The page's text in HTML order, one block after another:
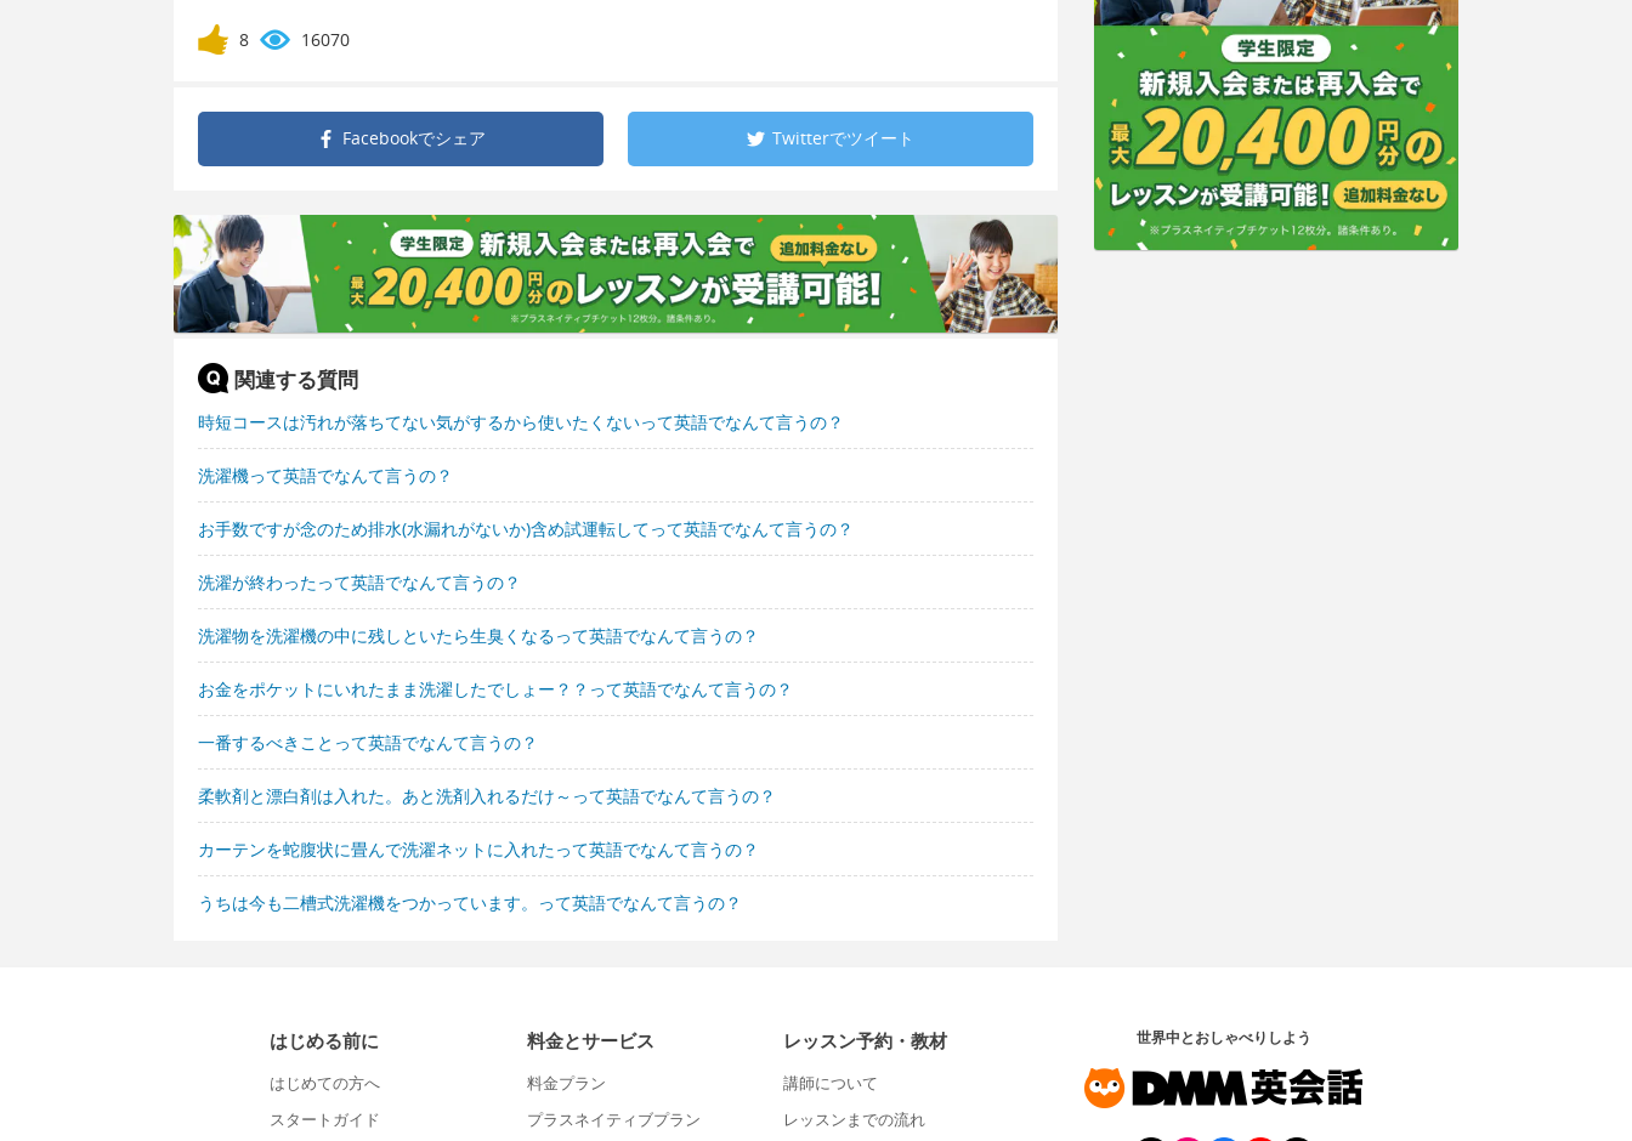
8 16070
Facebookでシェア Twitterでツイート
関連する質問
時短コースは汚れが落ちてない気がするから使いたくないって英語でなんて言うの？
洗濯機って英語でなんて言うの？
お手数ですが念のため排水(水漏れがないか)含め試運転してって英語でなんて言うの？
洗濯が終わったって英語でなんて言うの？
洗濯物を洗濯機の中に残しといたら生臭くなるって英語でなんて言うの？
お金をポケットにいれたまま洗濯したでしょー？？って英語でなんて言うの？
一番するべきことって英語でなんて言うの？
柔軟剤と漂白剤は入れた。あと洗剤入れるだけ～って英語でなんて言うの？
カーテンを蛇腹状に畳んで洗濯ネットに入れたって英語でなんて言うの？
うちは今も二槽式洗濯機をつかっています。って英語でなんて言うの？
はじめる前に
はじめての方へ
スタートガイド
料金とサービス
料金プラン
プラスネイティブプラン
レッスン予約・教材
講師について
レッスンまでの流れ
世界中とおしゃべりしよう